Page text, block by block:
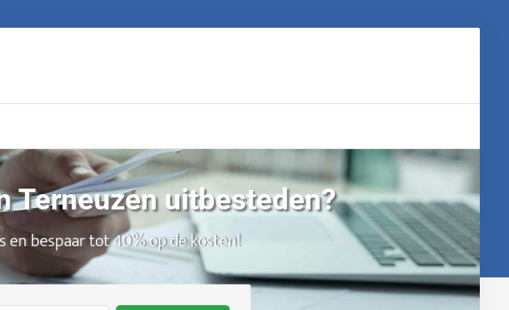
Terneuzen uitbesteden?
bespaar tot 40% op de kosten!